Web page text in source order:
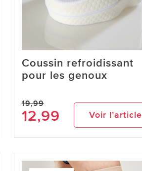
Coussin refroidissant
pour les genoux
19,99
12,99 Voir l’article